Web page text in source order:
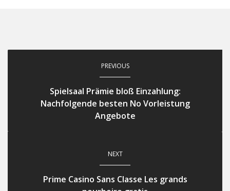
PREVIOUS
Spielsaal Prämie bloß Einzahlung:
Nachfolgende besten No Vorleistung
Angebote
NEXT
Prime Casino Sans Classe Les grands